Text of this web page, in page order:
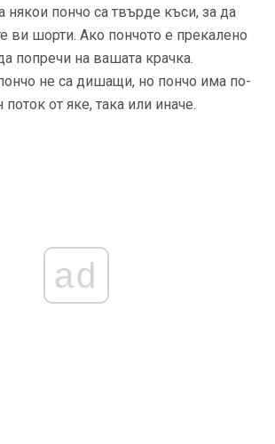
някои пончо са твърде къси, за да
ви шорти. Ако пончото е прекалено
попречи на вашата крачка.
не са дишащи, но пончо има по-
от яке, така или иначе.
ad